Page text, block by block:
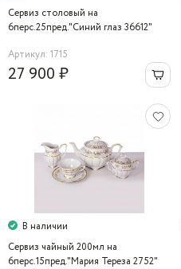
Сервиз столовый на
6перс.25пред."Синий глаз 36612"
Артикул: 1715
27 900 ₽
В наличии
Сервиз чайный 200мл на
6перс.15пред."Мария Тереза 2752"